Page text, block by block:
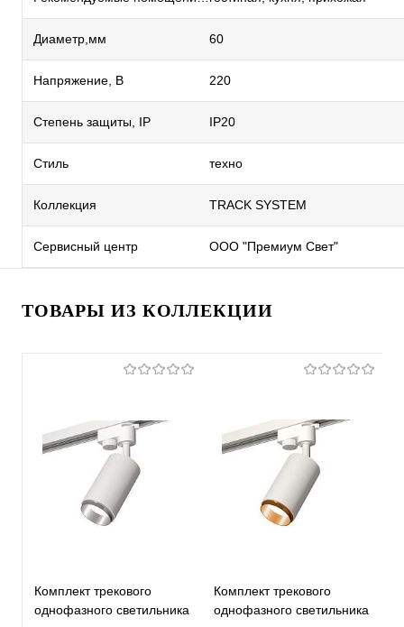
Диаметр,мм 60
Напряжение, В 220
Степень защиты, IP IP20
Стиль техно
Коллекция TRACK SYSTEM
Сервисный центр ООО "Премиум Свет"
ТОВАРЫ ИЗ КОЛЛЕКЦИИ
Комплект трекового
однофазного светильника
Комплект трекового
однофазного светильника